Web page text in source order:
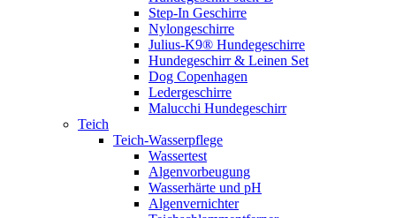
Step-In Geschirre
Nylongeschirre
Julius-K9® Hundegeschirre
Hundegeschirr & Leinen Set
Dog Copenhagen
Ledergeschirre
Malucchi Hundegeschirr
Teich
Teich-Wasserpflege
Wassertest
Algenvorbeugung
Wasserhärte und pH
Algenvernichter